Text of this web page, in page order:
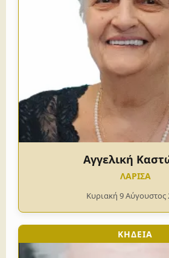
Αγγελική
ΛΑΡΙΣΑ
Κυριακή 9 Αύγουστος
ΚΗΔΕΙΑ